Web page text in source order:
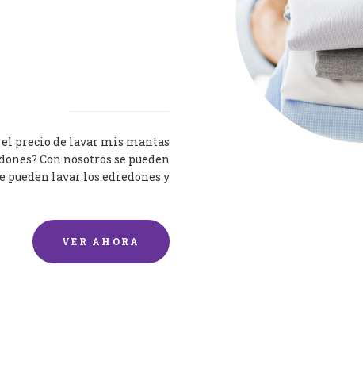
el precio de lavar mis mantas
Con nosotros se pueden
pueden lavar los edredones y
VER AHORA